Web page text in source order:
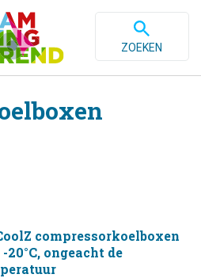
ZOEKEN
compressorkoelboxen
ongeacht de